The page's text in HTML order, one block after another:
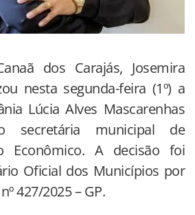
dos Carajás, Josemira
nesta segunda-feira (1º) a
Lúcia Alves Mascarenhas
secretária municipal de
Econômico. A decisão foi
Oficial dos Municípios por
427/2025 – GP.